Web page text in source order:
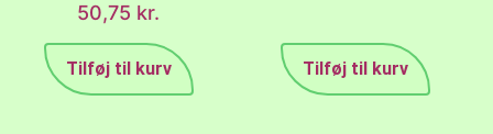
50,75 kr.
Tilføj til kurv Tilføj til kurv